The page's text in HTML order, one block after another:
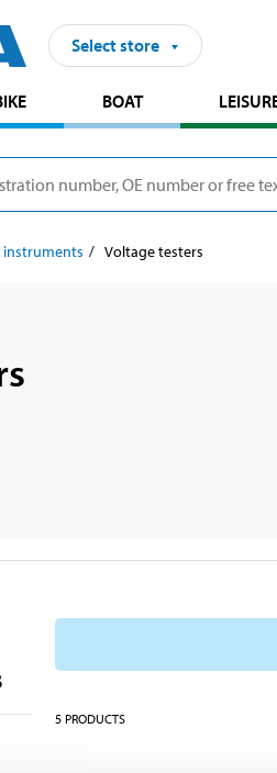
Select store
BOAT
instruments Voltage testers
5 PRODUCTS